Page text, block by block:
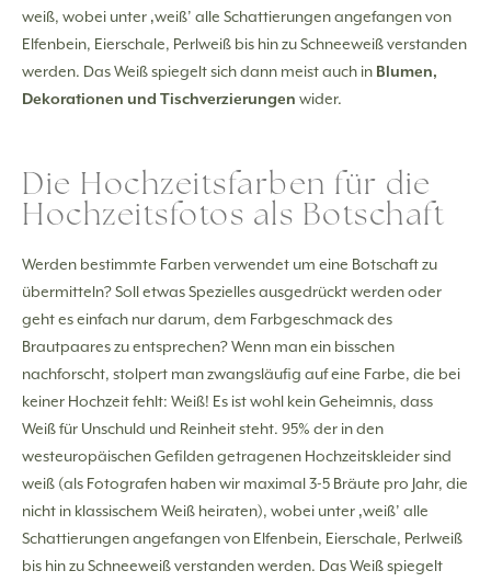
weiß, wobei unter ‚weiß’ alle Schattierungen angefangen von
Elfenbein, Eierschale, Perlweiß bis hin zu Schneeweiß verstanden
werden. Das Weiß spiegelt sich dann meist auch in Blumen,
Dekorationen und Tischverzierungen wider.
Die Hochzeitsfarben für die
Hochzeitsfotos als Botschaft
Werden bestimmte Farben verwendet um eine Botschaft zu
übermitteln? Soll etwas Spezielles ausgedrückt werden oder
geht es einfach nur darum, dem Farbgeschmack des
Brautpaares zu entsprechen? Wenn man ein bisschen
nachforscht, stolpert man zwangsläufig auf eine Farbe, die bei
keiner Hochzeit fehlt: Weiß! Es ist wohl kein Geheimnis, dass
Weiß für Unschuld und Reinheit steht. 95% der in den
westeuropäischen Gefilden getragenen Hochzeitskleider sind
weiß (als Fotografen haben wir maximal 3-5 Bräute pro Jahr, die
nicht in klassischem Weiß heiraten), wobei unter ‚weiß’ alle
Schattierungen angefangen von Elfenbein, Eierschale, Perlweiß
bis hin zu Schneeweiß verstanden werden. Das Weiß spiegelt